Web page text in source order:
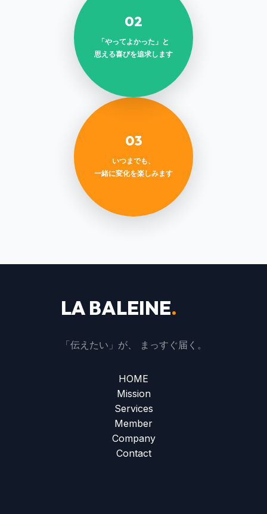
02
「やってよかった」と
思える喜びを追求します
03
いつまでも、
一緒に変化を楽しみます
LA BALEINE.
「伝えたい」が、 まっすぐ届く。
HOME
Mission
Services
Member
Company
Contact